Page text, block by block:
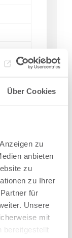
Über Cookies
zu
anbieten
zu
zu Ihrer
für
Unsere
mit
bereitgestellt